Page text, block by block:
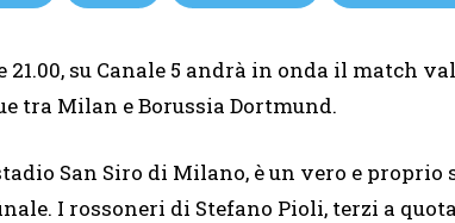
21.00, su Canale 5 andrà in onda il match
tra Milan e Borussia Dortmund.
San Siro di Milano, è un vero e
I rossoneri di Stefano Pioli, terzi a